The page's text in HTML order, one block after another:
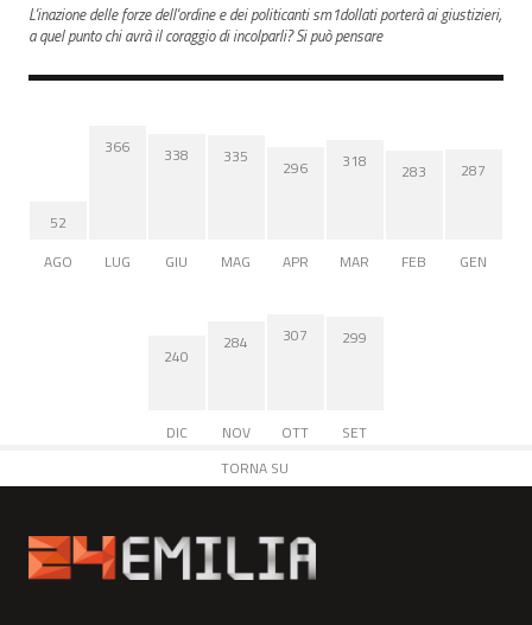
L'inazione delle forze dell'ordine e dei politicanti sm1dollati porterà ai giustizieri,
a quel punto chi avrà il coraggio di incolparli? Si può pensare
52
AGO
366
LUG
338
GIU
335
MAG
296
APR
318
MAR
283
FEB
287
GEN
240
DIC
284
NOV
307
OTT
299
SET
TORNA SU